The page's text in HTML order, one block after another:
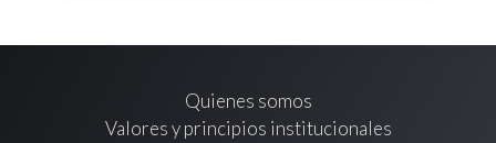
Quienes somos
Valores y principios institucionales